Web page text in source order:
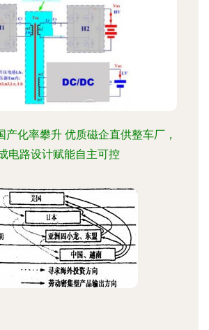
产化率攀升 优质磁企直供整车厂，
电路设计赋能自主可控